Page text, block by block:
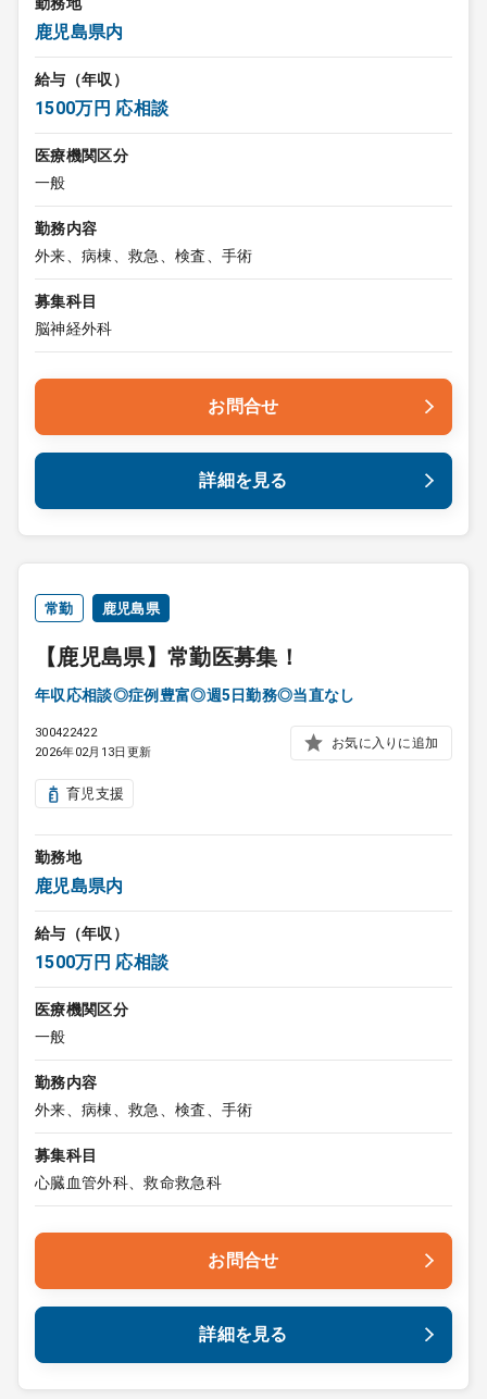
鹿児島県内
給与（年収）
1500万円 応相談
医療機関区分
一般
勤務内容
外来、病棟、救急、検査、手術
募集科目
脳神経外科
お問合せ
詳細を見る
常勤 鹿児島県
【鹿児島県】常勤医募集！
年収応相談◎症例豊富◎週5日勤務◎当直なし
300422422
2026年02月13日更新
お気に入りに追加
育児支援
勤務地
鹿児島県内
給与（年収）
1500万円 応相談
医療機関区分
一般
勤務内容
外来、病棟、救急、検査、手術
募集科目
心臓血管外科、救命救急科
お問合せ
詳細を見る